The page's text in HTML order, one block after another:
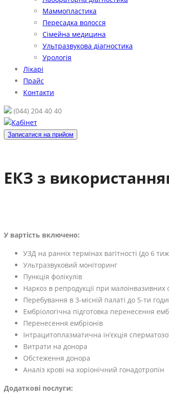
Маммопластика
Пересадка волосся
Сімейна медицина
Ультразвукова діагностика
Урологія
Лікарі
Прайс
Контакти
(044) 204 40 40
Кабінет
Записатися на прийом
ЕКЗ з
У вартість включено:
УЗД на ранніх термінах вагітності (до 6
Ультразвуковий моніторинг
Пункція фолікулів
Наркоз в репродукції при малоінвазивних
Перебування в 3-місній палаті до 5-ти
Ембріологічна підготовка перенесення
Перенесення ембріонів
Інтрацитоплазматична ін’єкція
Витрати на донора
Обстеження донора
Аналіз крові на хоріонічний гонадотропін
Додаткові послуги: